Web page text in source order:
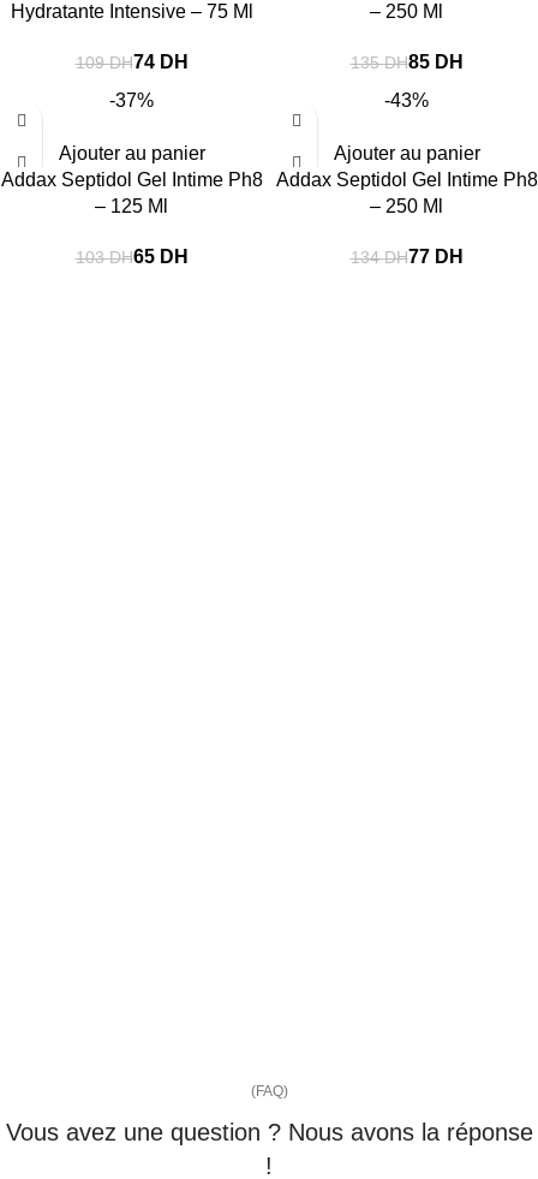
Hydratante Intensive – 75 Ml
109DH74 DH
– 250 Ml
135DH85 DH
-37%
Ajouter au panier
Addax Septidol Gel Intime Ph8
– 125 Ml
103DH65 DH
-43%
Ajouter au panier
Addax Septidol Gel Intime Ph8
– 250 Ml
134DH77 DH
(FAQ)
Vous avez une question ? Nous avons la réponse
!